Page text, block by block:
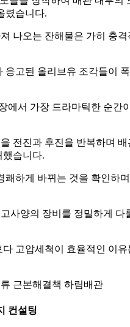
렸습니다.
나오는 잔해물은 가히 충격
응고된 올리브유 조각들이
에서 가장 드라마틱한 순간
전진과 후진을 반복하며 배
했습니다.
하게 바뀌는 것을 확인하며
사양의 장비를 정밀하게 다
고압세척이 효율적인 이유
근본해결책 하림배관
컨설팅